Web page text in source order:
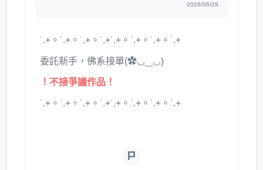
2026/06/29
˙.+。˙.+。˙.+。˙.+˙.+。˙.+。˙.+。˙.+
委託新手，佛系接單(✿◡‿◡)
！不接爭議作品！
˙.+。˙.+。˙.+。˙.+˙.+。˙.+。˙.+。˙.+